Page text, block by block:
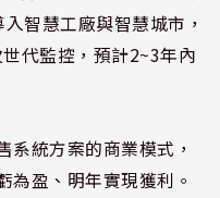
智慧工廠與智慧城市，
代監控，預計2~3年內
系統方案的商業模式，
為盈、明年實現獲利。